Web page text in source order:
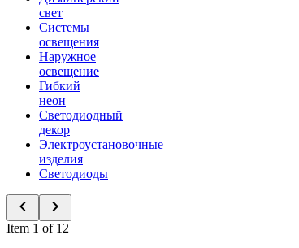
свет
Системы
освещения
Наружное
освещение
Гибкий
неон
Светодиодный
декор
Электроустановочные
изделия
Светодиоды
Item 1 of 12